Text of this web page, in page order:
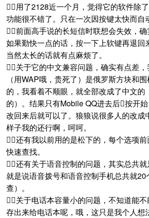
用了2128近一个月，觉得它的软件除
功能很不错了。只在一次因按键太快而自
前面高手说的长短信时联想会失效，
如果勤快一点的话，按一下上软键再退回
当然太长的话就有点麻烦了。
关于它的中文兼容问题，确实有点差
（用WAP哦，贵死了）是俄罗斯方块和
的，我看着不顺眼，就全部改成了中文的
的）。结果只有Mobile QQ进去后按开
改回来后就可以了。狼狼说很多人的改成
样子我的还行啊，呵呵。
还有我以前用的是松下的，每个选项
快速查找。
还有关于语音控制的问题，其实总共就
就是说语音拨号和语音控制手机总共就
查）。
关于电话本容量小的问题，不知道能
存出来给电话本呢，哦，这只是我个人想